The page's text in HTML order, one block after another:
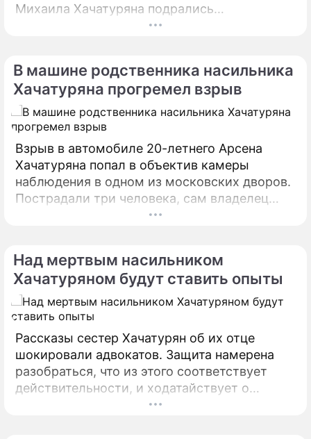
Михаила Хачатуряна подрались
родственники подсудимых. Родственники
Басманном суде Москвы.
В машине родственника насильника
Хачатуряна прогремел взрыв
Взрыв в автомобиле 20-летнего Арсена
Хачатуряна попал в объектив камеры
наблюдения в одном из московских дворов.
Пострадали три человека, сам владелец
авто невредим. ЧП произошло 12 сентября
Над мертвым насильником
Хачатуряном будут ставить опыты
Рассказы сестер Хачатурян об их отце
шокировали адвокатов. Защита намерена
разобраться, что из этого соответствует
действительности, и ходатайствует о
посмертной психолого-психиатрической